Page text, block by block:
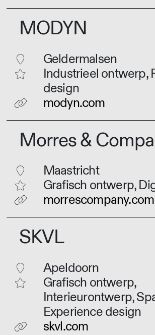
MODYN
Geldermalsen
Industrieel ontwerp,
design
modyn.com
Morres &
Maastricht
Grafisch ontwerp,
morrescompany.com
SKVL
Apeldoorn
Grafisch ontwerp,
Interieurontwerp,
Experience design
skvl.com